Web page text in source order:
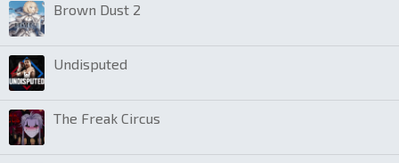
Brown Dust 2
Undisputed
The Freak Circus